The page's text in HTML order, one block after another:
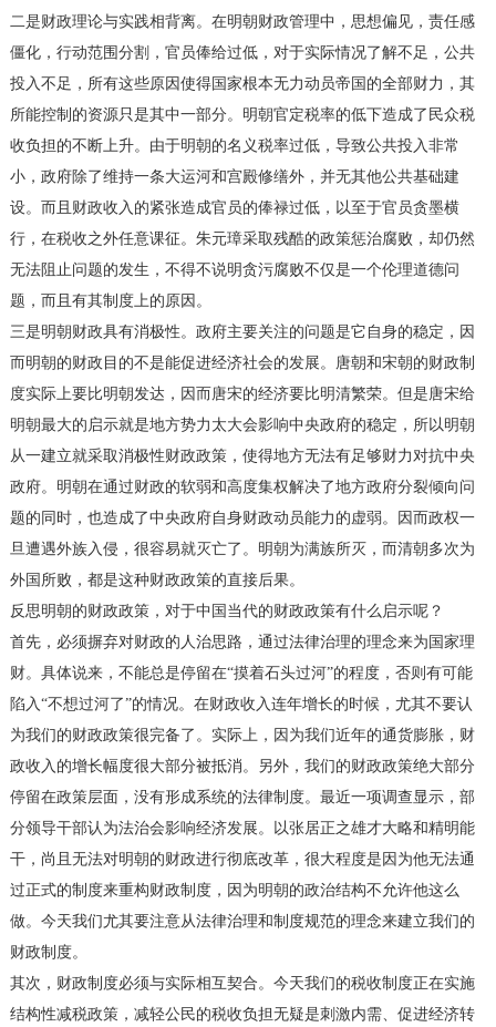
二是财政理论与实践相背离。在明朝财政管理中，思想偏见，责任感
僵化，行动范围分割，官员俸给过低，对于实际情况了解不足，公共
投入不足，所有这些原因使得国家根本无力动员帝国的全部财力，其
所能控制的资源只是其中一部分。明朝官定税率的低下造成了民众税
收负担的不断上升。由于明朝的名义税率过低，导致公共投入非常
小，政府除了维持一条大运河和宫殿修缮外，并无其他公共基础建
设。而且财政收入的紧张造成官员的俸禄过低，以至于官员贪墨横
行，在税收之外任意课征。朱元璋采取残酷的政策惩治腐败，却仍然
无法阻止问题的发生，不得不说明贪污腐败不仅是一个伦理道德问
题，而且有其制度上的原因。
三是明朝财政具有消极性。政府主要关注的问题是它自身的稳定，因
而明朝的财政目的不是能促进经济社会的发展。唐朝和宋朝的财政制
度实际上要比明朝发达，因而唐宋的经济要比明清繁荣。但是唐宋给
明朝最大的启示就是地方势力太大会影响中央政府的稳定，所以明朝
从一建立就采取消极性财政政策，使得地方无法有足够财力对抗中央
政府。明朝在通过财政的软弱和高度集权解决了地方政府分裂倾向问
题的同时，也造成了中央政府自身财政动员能力的虚弱。因而政权一
旦遭遇外族入侵，很容易就灭亡了。明朝为满族所灭，而清朝多次为
外国所败，都是这种财政政策的直接后果。
反思明朝的财政政策，对于中国当代的财政政策有什么启示呢？
首先，必须摒弃对财政的人治思路，通过法律治理的理念来为国家理
财。具体说来，不能总是停留在“摸着石头过河”的程度，否则有可能
陷入“不想过河了”的情况。在财政收入连年增长的时候，尤其不要认
为我们的财政政策很完备了。实际上，因为我们近年的通货膨胀，财
政收入的增长幅度很大部分被抵消。另外，我们的财政政策绝大部分
停留在政策层面，没有形成系统的法律制度。最近一项调查显示，部
分领导干部认为法治会影响经济发展。以张居正之雄才大略和精明能
干，尚且无法对明朝的财政进行彻底改革，很大程度是因为他无法通
过正式的制度来重构财政制度，因为明朝的政治结构不允许他这么
做。今天我们尤其要注意从法律治理和制度规范的理念来建立我们的
财政制度。
其次，财政制度必须与实际相互契合。今天我们的税收制度正在实施
结构性减税政策，减轻公民的税收负担无疑是刺激内需、促进经济转